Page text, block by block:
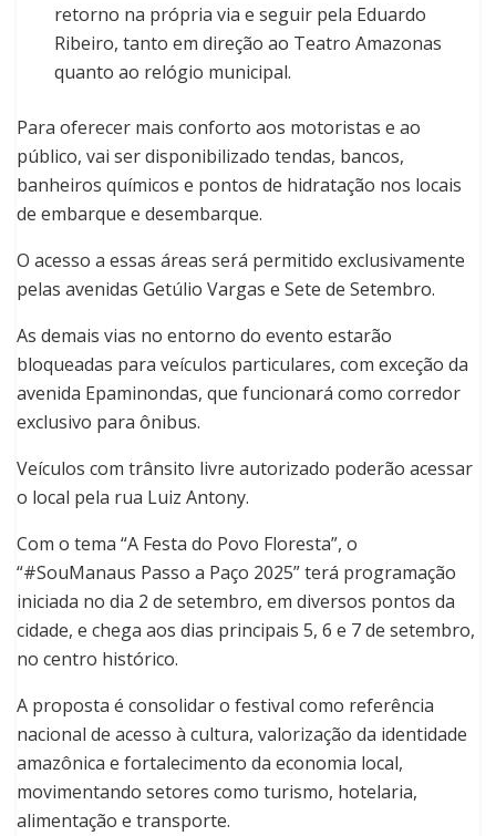
retorno na própria via e seguir pela Eduardo
Ribeiro, tanto em direção ao Teatro Amazonas
quanto ao relógio municipal.
Para oferecer mais conforto aos motoristas e ao
público, vai ser disponibilizado tendas, bancos,
banheiros químicos e pontos de hidratação nos locais
de embarque e desembarque.
O acesso a essas áreas será permitido exclusivamente
pelas avenidas Getúlio Vargas e Sete de Setembro.
As demais vias no entorno do evento estarão
bloqueadas para veículos particulares, com exceção da
avenida Epaminondas, que funcionará como corredor
exclusivo para ônibus.
Veículos com trânsito livre autorizado poderão acessar
o local pela rua Luiz Antony.
Com o tema “A Festa do Povo Floresta”, o
“#SouManaus Passo a Paço 2025” terá programação
iniciada no dia 2 de setembro, em diversos pontos da
cidade, e chega aos dias principais 5, 6 e 7 de setembro,
no centro histórico.
A proposta é consolidar o festival como referência
nacional de acesso à cultura, valorização da identidade
amazônica e fortalecimento da economia local,
movimentando setores como turismo, hotelaria,
alimentação e transporte.